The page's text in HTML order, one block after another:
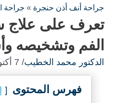
جراحة أنف أذن حنجرة » جراحة
تعرف على
الفم وتشخيصه
الدكتور محمد الخطيب/ 7 أكتوبر، 2025
فهرس المحتوى
املأ النموذج